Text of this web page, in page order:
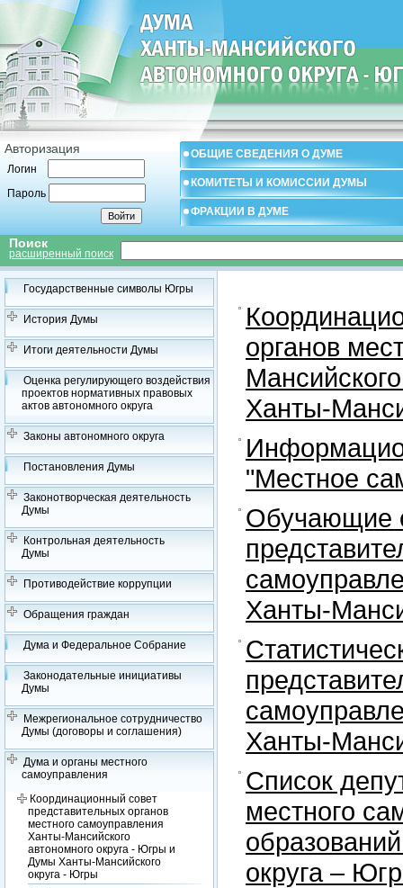
Авторизация
Логин
Пароль
ОБЩИЕ СВЕДЕНИЯ О ДУМЕ
КОМИТЕТЫ И КОМИССИИ ДУМЫ
ФРАКЦИИ В ДУМЕ
Поиск
расширенный поиск
Государственные символы Югры
История Думы
Итоги деятельности Думы
Оценка регулирующего воздействия
проектов нормативных правовых
актов автономного округа
Законы автономного округа
Постановления Думы
Законотворческая деятельность
Думы
Контрольная деятельность
Думы
Противодействие коррупции
Обращения граждан
Дума и Федеральное Собрание
Законодательные инициативы
Думы
Межрегиональное сотрудничество
Думы (договоры и соглашения)
Дума и органы местного
самоуправления
Координационный совет
представительных органов
местного самоуправления
Ханты-Мансийского
автономного округа - Югры и
Думы Ханты-Мансийского
округа - Югры
органов
Ханты-
"Местное
Обучающие
Ханты-
Ханты-
Список
местного
округа –